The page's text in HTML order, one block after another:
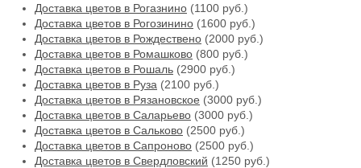
Доставка цветов в Рогазнино (1100 руб.)
Доставка цветов в Рогозинино (1600 руб.)
Доставка цветов в Рождествено (2000 руб.)
Доставка цветов в Ромашково (800 руб.)
Доставка цветов в Рошаль (2900 руб.)
Доставка цветов в Руза (2100 руб.)
Доставка цветов в Рязановское (3000 руб.)
Доставка цветов в Саларьево (3000 руб.)
Доставка цветов в Сальково (2500 руб.)
Доставка цветов в Сапроново (2500 руб.)
Доставка цветов в Свердловский (1250 руб.)